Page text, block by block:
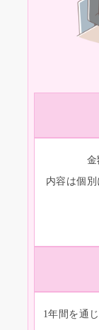
金
内容は個
1年間を通